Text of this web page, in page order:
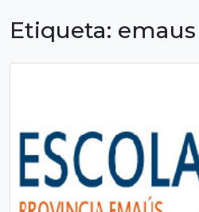
Etiqueta: emaus